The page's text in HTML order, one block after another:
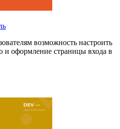
возможность настроить
и оформление страницы входа в